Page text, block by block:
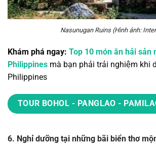
Nasunugan Ruins (Hình ảnh:
Khám phá ngay: Top 10 món ăn hải sản
Philippines mà bạn phải trải nghiệm khi
Philippines
TOUR BOHOL - PANGLAO -
6. Nghỉ dưỡng tại những bãi biển thơ